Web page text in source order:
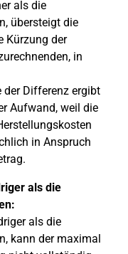
als die
übersteigt die
Kürzung der
in
der Differenz ergibt
Aufwand, weil die
in Anspruch
als die
als die
kann der maximal